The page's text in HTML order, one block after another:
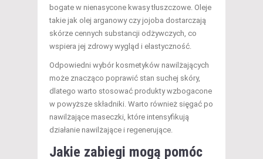
bogate w nienasycone kwasy tłuszczowe. Oleje
takie jak olej arganowy czy jojoba dostarczają
skórze cennych substancji odżywczych, co
wspiera jej zdrowy wygląd i elastyczność.
Odpowiedni wybór kosmetyków nawilżających
może znacząco poprawić stan suchej skóry,
dlatego warto stosować produkty wzbogacone
w powyższe składniki. Warto również sięgać po
nawilżające maseczki, które intensyfikują
działanie nawilżające i regenerujące.
Jakie zabiegi mogą pomóc